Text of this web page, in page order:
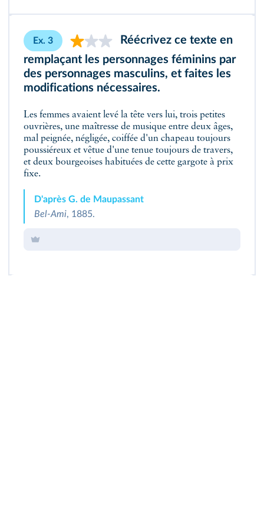
Ex. 3
Réécrivez ce texte en
remplaçant les personnages féminins par
des personnages masculins, et faites les
modifications nécessaires.
Les femmes avaient levé la tête vers lui, trois petites
ouvrières, une maîtresse de musique entre deux âges,
mal peignée, négligée, coiffée d'un chapeau toujours
poussiéreux et vêtue d'une tenue toujours de travers,
et deux bourgeoises habituées de cette gargote à prix
fixe.
D'après G. de Maupassant
Bel-Ami, 1885.